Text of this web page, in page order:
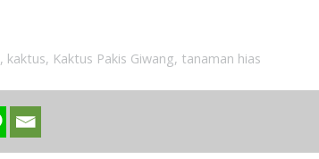
, kaktus, Kaktus Pakis Giwang, tanaman hias